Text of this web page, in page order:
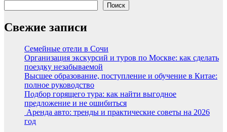
Поиск
Свежие записи
Семейные отели в Сочи
Организация экскурсий и туров по Москве: как сделать
поездку незабываемой
Высшее образование, поступление и обучение в Китае:
полное руководство
Подбор горящего тура: как найти выгодное
предложение и не ошибиться
Аренда авто: тренды и практические советы на 2026
год